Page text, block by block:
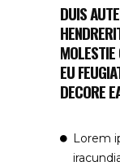
DUIS
EU
DECORE
Lorem